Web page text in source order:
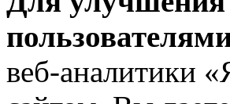
веб-аналитики